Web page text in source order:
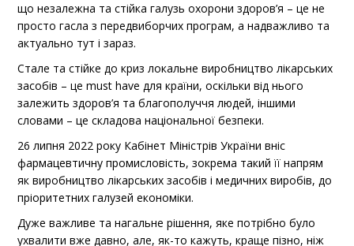
що незалежна та стійка галузь охорони здоров’я – це не
просто гасла з передвиборчих програм, а надважливо та
актуально тут і зараз.
Стале та стійке до криз локальне виробництво лікарських
засобів – це must have для країни, оскільки від нього
залежить здоров’я та благополуччя людей, іншими
словами – це складова національної безпеки.
26 липня 2022 року Кабінет Міністрів України вніс
фармацевтичну промисловість, зокрема такий її напрям
як виробництво лікарських засобів і медичних виробів, до
пріоритетних галузей економіки.
Дуже важливе та нагальне рішення, яке потрібно було
ухвалити вже давно, але, як-то кажуть, краще пізно, ніж